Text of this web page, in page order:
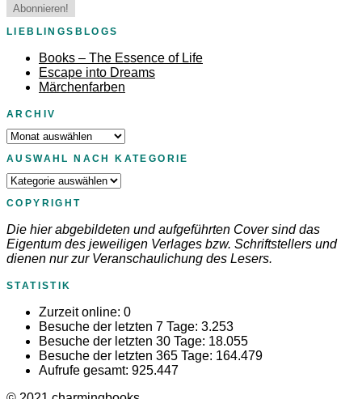
LIEBLINGSBLOGS
Books – The Essence of Life
Escape into Dreams
Märchenfarben
ARCHIV
Archiv
AUSWAHL NACH KATEGORIE
Auswahl
Kategorie
COPYRIGHT
Die hier abgebildeten und aufgeführten Cover sind das
Eigentum des jeweiligen Verlages bzw. Schriftstellers und
dienen nur zur Veranschaulichung des Lesers.
STATISTIK
Zurzeit online: 0
Besuche der letzten 7 Tage: 3.253
Besuche der letzten 30 Tage: 18.055
Besuche der letzten 365 Tage: 164.479
Aufrufe gesamt: 925.447